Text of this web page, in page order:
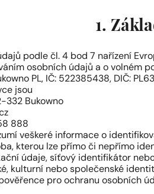
1.
podle čl. 4 bod 7 nařízení
osobních údajů a o volném
PL, IČ: 522385438, DIČ:
jsou
332 Bukowno
888
veškeré informace o
kterou lze přímo či nepřímo
údaje, síťový identifikátor
kulturní nebo společenské
pro ochranu osobních